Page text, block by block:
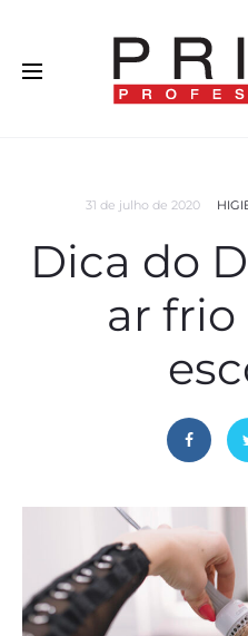
31 de julho de 2020
Dica do
ar frio